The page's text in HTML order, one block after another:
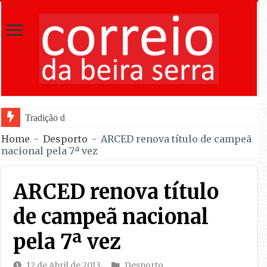
Tradição do “Solteiros vs Casados” reg
Home - Desporto - ARCED renova título de campeã
nacional pela 7ª vez
ARCED renova título
de campeã nacional
pela 7ª vez